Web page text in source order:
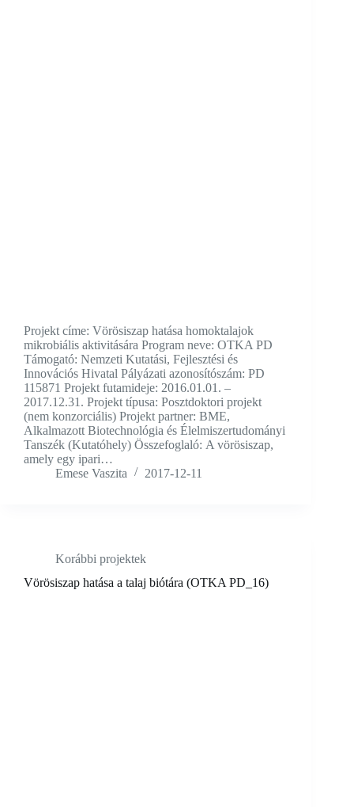
Projekt címe: Vörösiszap hatása homoktalajok
mikrobiális aktivitására Program neve: OTKA PD
Támogató: Nemzeti Kutatási, Fejlesztési és
Innovációs Hivatal Pályázati azonosítószám: PD
115871 Projekt futamideje: 2016.01.01. –
2017.12.31. Projekt típusa: Posztdoktori projekt
(nem konzorciális) Projekt partner: BME,
Alkalmazott Biotechnológia és Élelmiszertudományi
Tanszék (Kutatóhely) Összefoglaló: A vörösiszap,
amely egy ipari…
Emese Vaszita
2017-12-11
Korábbi projektek
Vörösiszap hatása a talaj biótára (OTKA PD_16)